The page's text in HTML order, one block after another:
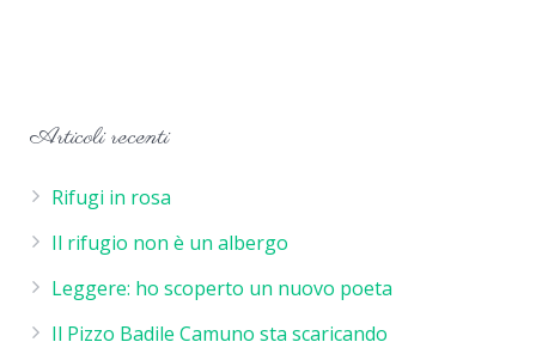
Articoli recenti
Rifugi in rosa
Il rifugio non è un albergo
Leggere: ho scoperto un nuovo poeta
Il Pizzo Badile Camuno sta scaricando